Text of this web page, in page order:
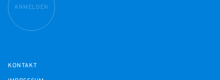
ANMELDEN
KONTAKT